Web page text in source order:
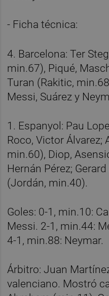
- Ficha técnica:
4. Barcelona: Ter
min.67), Piqué,
Turan (Rakitic,
Messi, Suárez y
1. Espanyol: Pau
Roco, Victor Álvarez;
min.60), Diop,
Hernán Pérez;
(Jordán, min.40).
Goles: 0-1, min.10:
Messi. 2-1, min.44:
4-1, min.88: Neymar.
Árbitro: Juan
valenciano. Mostró